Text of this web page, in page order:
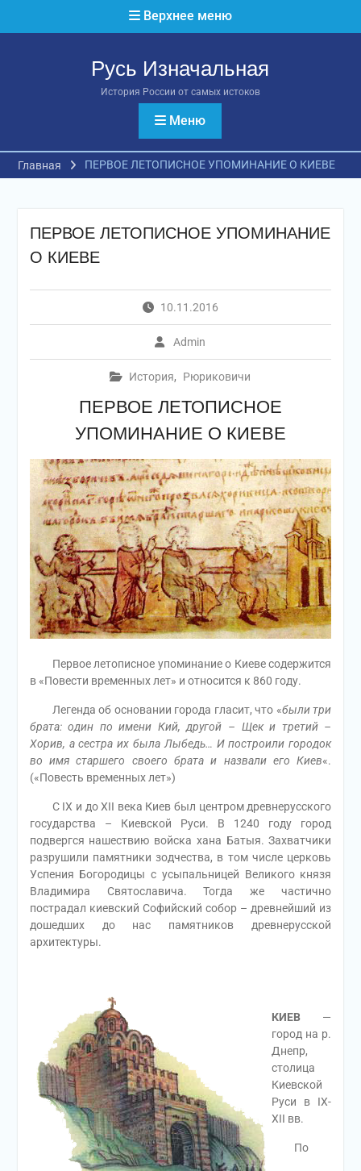
Верхнее меню
Русь Изначальная
История России от самых истоков
Меню
Главная ПЕРВОЕ ЛЕТОПИСНОЕ УПОМИНАНИЕ О КИЕВЕ
ПЕРВОЕ ЛЕТОПИСНОЕ УПОМИНАНИЕ
О КИЕВЕ
10.11.2016
Admin
История, Рюриковичи
ПЕРВОЕ ЛЕТОПИСНОЕ
УПОМИНАНИЕ О КИЕВЕ
Первое летописное упоминание о Киеве содержится
в «Повести временных лет» и относится к 860 году.
Легенда об основании города гласит, что «были три
брата: один по имени Кий, другой – Щек и третий –
Хорив, а сестра их была Лыбедь… И построили городок
во имя старшего своего брата и назвали его Киев«.
(«Повесть временных лет»)
С IX и до XII века Киев был центром древнерусского
государства – Киевской Руси. В 1240 году город
подвергся нашествию войска хана Батыя. Захватчики
разрушили памятники зодчества, в том числе церковь
Успения Богородицы с усыпальницей Великого князя
Владимира Святославича. Тогда же частично
пострадал киевский Софийский собор – древнейший из
дошедших до нас памятников древнерусской
архитектуры.
КИЕВ—
город на р.
Днепр,
столица
Киевской
Руси в IX-
XII вв.
По